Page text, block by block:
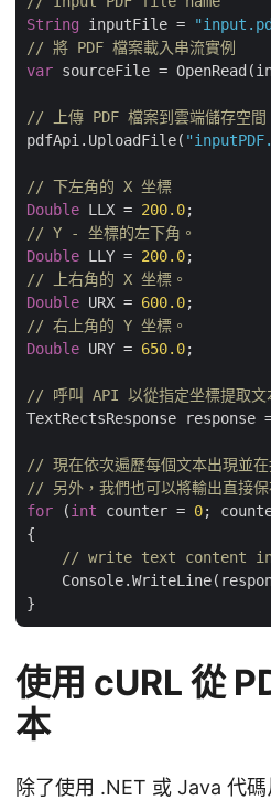
String inputFile =
// 將 PDF 檔案載入串流實例
var sourceFile =
// 上傳 PDF 檔案到雲端儲存空間
pdfApi.UploadFile(
// 下左角的 X 坐標
Double LLX = 200.0
// Y - 坐標的左下角。
Double LLY = 200.0
// 上右角的 X 坐標。
Double URX = 600.0
// 右上角的 Y 坐標。
Double URY = 650.0;
// 呼叫 API 以從指定坐標提取文
TextRectsResponse
// 現在依次遍歷每個文本出現並在
// 另外，我們也可以將輸出直接
for (int counter = 0;
{
// write text content in
使用 cURL 從
本
除了使用 .NET 或 Java 代